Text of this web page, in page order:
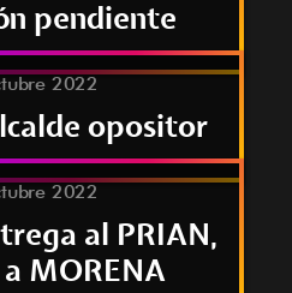
pendiente
2022
opositor
2022
al PRIAN,
MORENA